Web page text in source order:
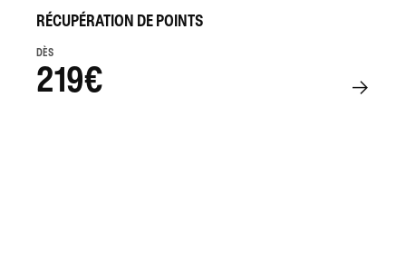
RÉCUPÉRATION DE POINTS
DÈS
219€